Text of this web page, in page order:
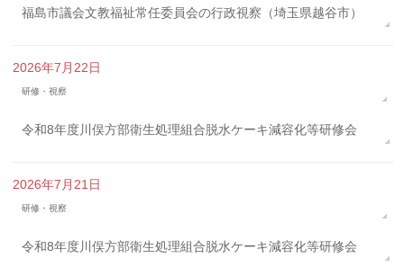
福島市議会文教福祉常任委員会の行政視察（埼玉県越谷市）
2026年7月22日
研修・視察
令和8年度川俣方部衛生処理組合脱水ケーキ減容化等研修会
2026年7月21日
研修・視察
令和8年度川俣方部衛生処理組合脱水ケーキ減容化等研修会